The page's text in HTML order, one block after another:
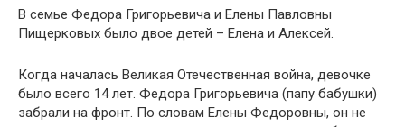
В семье Федора Григорьевича и Елены Павловны
Пищерковых было двое детей – Елена и Алексей.
Когда началась Великая Отечественная война, девочке
было всего 14 лет. Федора Григорьевича (папу бабушки)
забрали на фронт. По словам Елены Федоровны, он не